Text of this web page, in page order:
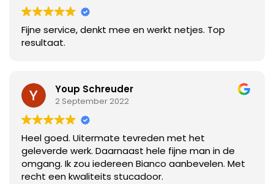
Fijne service, denkt mee en werkt netjes. Top
resultaat.
Youp Schreuder
2 September 2022
Heel goed. Uitermate tevreden met het
geleverde werk. Daarnaast hele fijne man in de
omgang. Ik zou iedereen Bianco aanbevelen. Met
recht een kwaliteits stucadoor.